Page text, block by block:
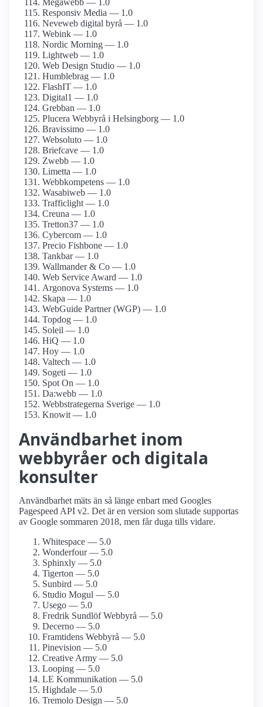
Megawebb — 1.0
Responsiv Media — 1.0
Neveweb digital byrå — 1.0
Webink — 1.0
Nordic Morning — 1.0
Lightweb — 1.0
Web Design Studio — 1.0
Humblebrag — 1.0
FlashIT — 1.0
Digital1 — 1.0
Grebban — 1.0
Plucera Webbyrå i Helsingborg — 1.0
Bravissimo — 1.0
Websoluto — 1.0
Briefcave — 1.0
Zwebb — 1.0
Limetta — 1.0
Webbkompetens — 1.0
Wasabiweb — 1.0
Trafficlight — 1.0
Creuna — 1.0
Tretton37 — 1.0
Cybercom — 1.0
Precio Fishbone — 1.0
Tankbar — 1.0
Wallmander & Co — 1.0
Web Service Award — 1.0
Argonova Systems — 1.0
Skapa — 1.0
WebGuide Partner (WGP) — 1.0
Topdog — 1.0
Soleil — 1.0
HiQ — 1.0
Hoy — 1.0
Valtech — 1.0
Sogeti — 1.0
Spot On — 1.0
Da:webb — 1.0
Webbstrategerna Sverige — 1.0
Knowit — 1.0
Användbarhet inom
webbyråer och digitala
konsulter
Användbarhet mäts än så länge enbart med Googles
Pagespeed API v2. Det är en version som slutade supportas
av Google sommaren 2018, men får duga tills vidare.
Whitespace — 5.0
Wonderfour — 5.0
Sphinxly — 5.0
Tigerton — 5.0
Sunbird — 5.0
Studio Mogul — 5.0
Usego — 5.0
Fredrik Sundlöf Webbyrå — 5.0
Decerno — 5.0
Framtidens Webbyrå — 5.0
Pinevision — 5.0
Creative Army — 5.0
Looping — 5.0
LE Kommunikation — 5.0
Highdale — 5.0
Tremolo Design — 5.0